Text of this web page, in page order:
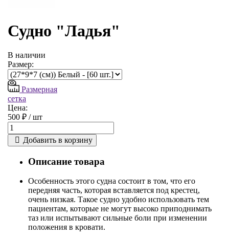
Судно "Ладья"
В наличии
Размер:
Размерная
сетка
Цена:
500 ₽ /шт
Добавить в корзину
Описание товара
Особенность этого судна состоит в том, что его
передняя часть, которая вставляется под крестец,
очень низкая. Такое судно удобно использовать тем
пациентам, которые не могут высоко приподнимать
таз или испытывают сильные боли при изменении
положения в кровати.